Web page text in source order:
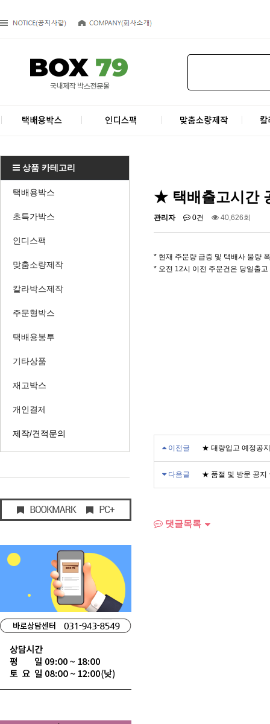
상품 카테고리
택배용박스
초특가박스
인디스팩
맞춤소량제작
칼라박스제작
주문형박스
택배용봉투
기타상품
재고박스
개인결제
제작/견적문의
★ 택배출고시간
관리자 0건 40,626회
* 현재 주문량 급증 및 택배사 물량
* 오전 12시 이전 주문건은 당일출
이전글 ★ 대량입고 예정공
다음글 ★ 품절 및 방문 공
댓글목록